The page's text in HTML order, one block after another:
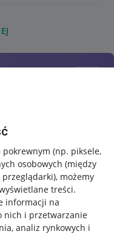
pokrewnym (np. piksele,
osobowych (między
, możemy
treści.
informacji na
nich i przetwarzanie
analiz rynkowych i